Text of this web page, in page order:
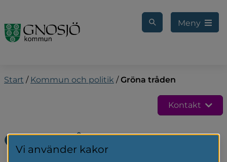
Meny
Start / Kommun och politik / Gröna tråden
Kontakt
Gröna tråden
Vi använder kakor